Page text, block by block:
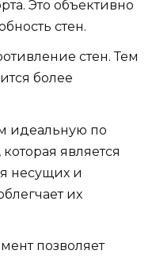
Это объективно
стен.
стен. Тем
более
идеальную по
является
несущих и
их
позволяет